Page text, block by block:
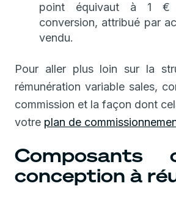
point équivaut à 1 €
conversion, attribué par
vendu.
Pour aller plus loin sur la
rémunération variable sales,
commission et la façon dont
votre plan de
Composants
conception à